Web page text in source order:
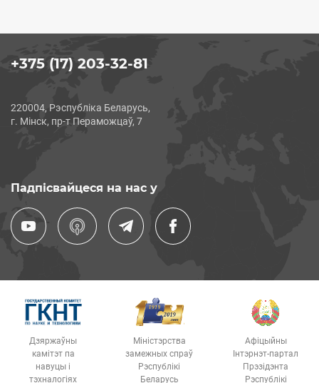
+375 (17) 203-32-81
220004, Рэспубліка Беларусь,
г. Мінск, пр-т Пераможцаў, 7
Падпісвайцеся на нас у
Дзяржаўны
камітэт па
навуцы і
тэхналогіях
Міністэрства
замежных спраў
Рэспублікі
Беларусь
Афіцыйны
Інтэрнэт-партал
Прэзідэнта
Рэспублікі